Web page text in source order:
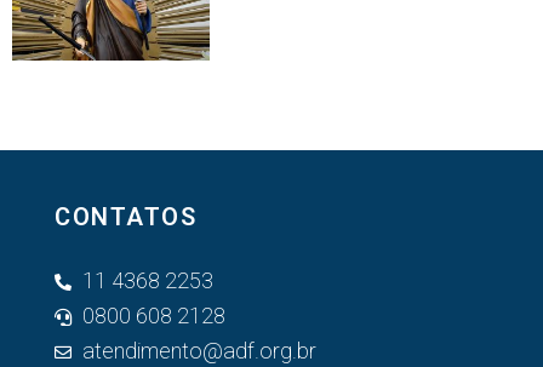
CONTATOS
11 4368 2253
0800 608 2128
atendimento@adf.org.br